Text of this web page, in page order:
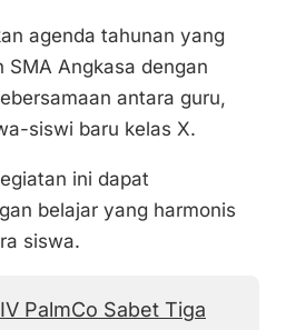
agenda tahunan yang
SMA Angkasa dengan
antara guru,
siswi baru kelas X.
ini dapat
belajar yang harmonis
siswa.
PalmCo Sabet Tiga